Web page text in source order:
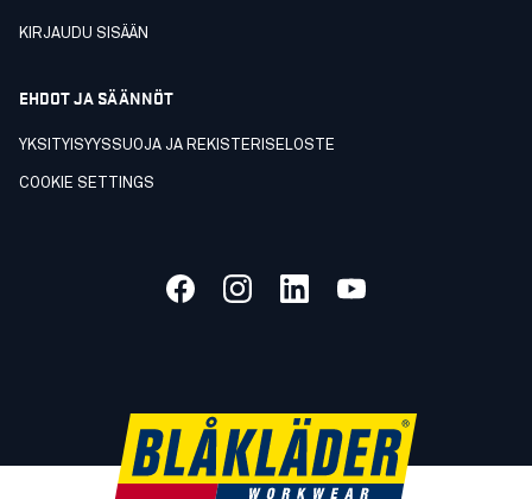
KIRJAUDU SISÄÄN
EHDOT JA SÄÄNNÖT
YKSITYISYYSSUOJA JA REKISTERISELOSTE
COOKIE SETTINGS